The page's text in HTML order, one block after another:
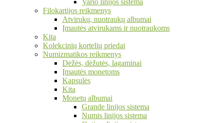
Vario linijos sistema
Filokartijos reikmenys
Atvirukų, nuotraukų albumai
Įmautės atvirukams ir nuotraukoms
Kita
Kolekcinių kortelių priedai
Numizmatikos reikmenys
Dėžės, dėžutės, lagaminai
Įmautės monetoms
Kapsulės
Kita
Monetų albumai
Grande linijos sistema
Numis linijos sistema